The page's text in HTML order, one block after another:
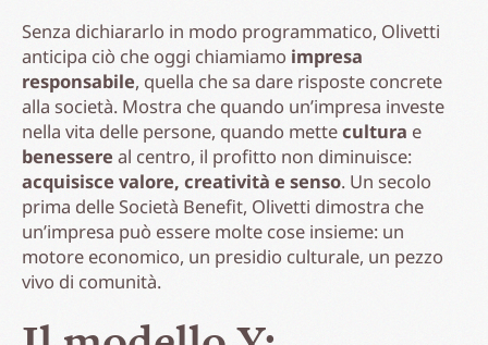
Senza dichiararlo in modo programmatico, Olivetti
anticipa ciò che oggi chiamiamo impresa
responsabile, quella che sa dare risposte concrete
alla società. Mostra che quando un’impresa investe
nella vita delle persone, quando mettecultura e
benessere al centro, il profitto non diminuisce:
acquisisce valore, creatività e senso. Un secolo
prima delle Società Benefit, Olivetti dimostra che
un’impresa può essere molte cose insieme: un
motore economico, un presidio culturale, un pezzo
vivo di comunità.